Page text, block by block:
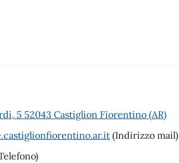
5 52043 Castiglion Fiorentino (AR)
(Indirizzo mail)